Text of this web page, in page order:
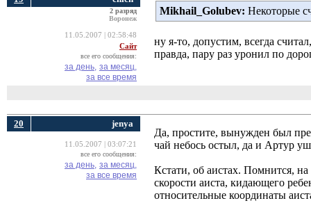
2 разряд
Воронеж
11.05.2007 | 02:58:48
Сайт
все его сообщения:
за день, за месяц,
за все время
Mikhail_Golubev: Некоторые
ну я-то, допустим, всегда
правда, пару раз уронил по
20 jenya
11.05.2007 | 03:07:21
все его сообщения:
за день, за месяц,
за все время
Да, простите, вынужден был
чай небось остыл, да и Артур
Кстати, об аистах. Помнится,
скорости аиста, кидающего
относительные координаты